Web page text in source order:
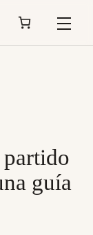
Menú
partido
guía